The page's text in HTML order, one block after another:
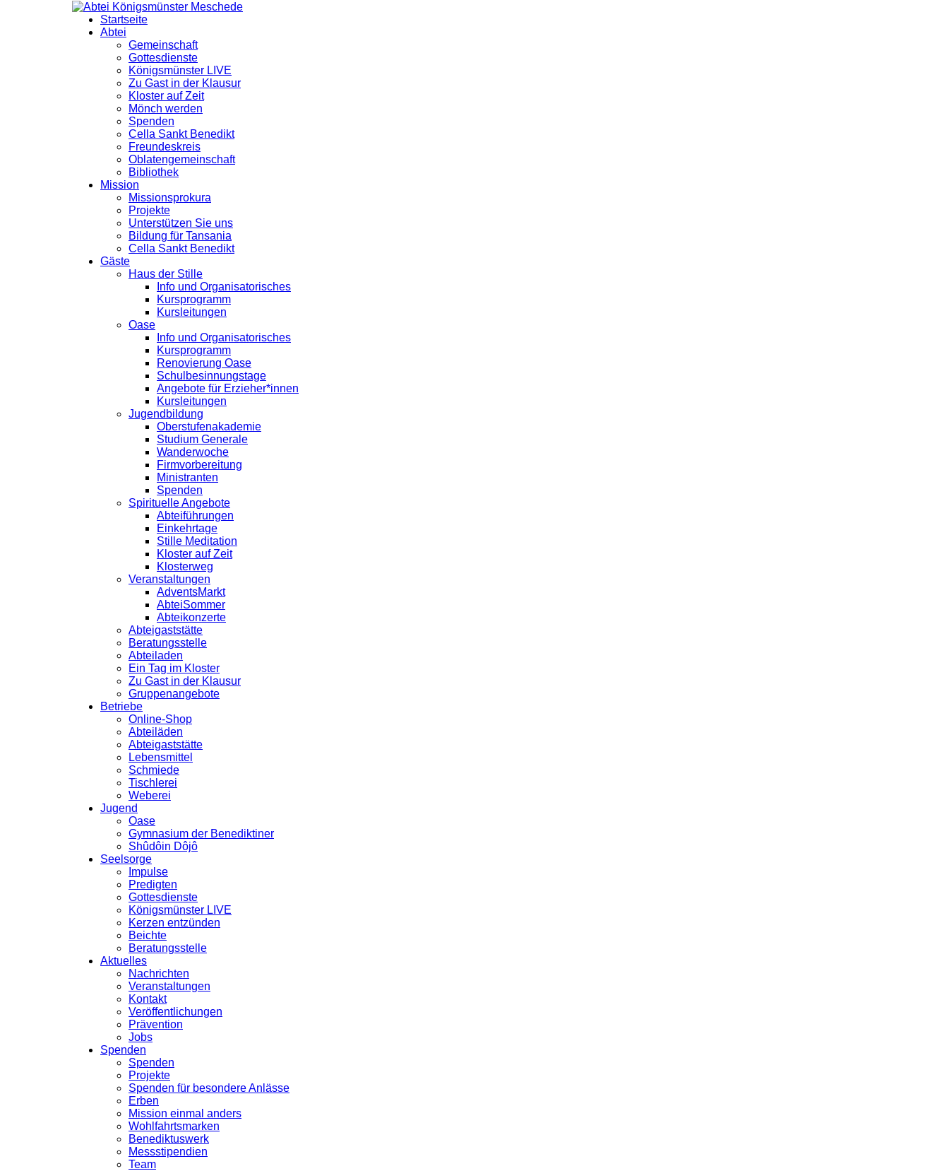
Startseite
Abtei
Gemeinschaft
Gottesdienste
Königsmünster LIVE
Zu Gast in der Klausur
Kloster auf Zeit
Mönch werden
Spenden
Cella Sankt Benedikt
Freundeskreis
Oblatengemeinschaft
Bibliothek
Mission
Missionsprokura
Projekte
Unterstützen Sie uns
Bildung für Tansania
Cella Sankt Benedikt
Gäste
Haus der Stille
Info und Organisatorisches
Kursprogramm
Kursleitungen
Oase
Info und Organisatorisches
Kursprogramm
Renovierung Oase
Schulbesinnungstage
Angebote für Erzieher*innen
Kursleitungen
Jugendbildung
Oberstufenakademie
Studium Generale
Wanderwoche
Firmvorbereitung
Ministranten
Spenden
Spirituelle Angebote
Abteiführungen
Einkehrtage
Stille Meditation
Kloster auf Zeit
Klosterweg
Veranstaltungen
AdventsMarkt
AbteiSommer
Abteikonzerte
Abteigaststätte
Beratungsstelle
Abteiladen
Ein Tag im Kloster
Zu Gast in der Klausur
Gruppenangebote
Betriebe
Online-Shop
Abteiläden
Abteigaststätte
Lebensmittel
Schmiede
Tischlerei
Weberei
Jugend
Oase
Gymnasium der Benediktiner
Shûdôin Dôjô
Seelsorge
Impulse
Predigten
Gottesdienste
Königsmünster LIVE
Kerzen entzünden
Beichte
Beratungsstelle
Aktuelles
Nachrichten
Veranstaltungen
Kontakt
Veröffentlichungen
Prävention
Jobs
Spenden
Spenden
Projekte
Spenden für besondere Anlässe
Erben
Mission einmal anders
Wohlfahrtsmarken
Benediktuswerk
Messstipendien
Team